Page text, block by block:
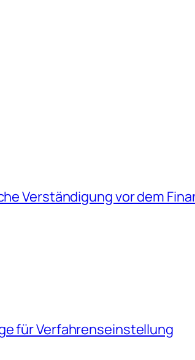
Verständigung vor dem
für Verfahrenseinstellung